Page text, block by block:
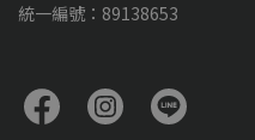
統一編號：89138653